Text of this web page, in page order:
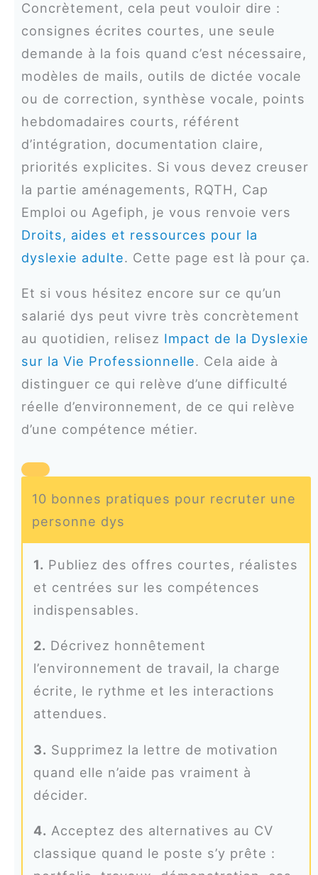
Concrètement, cela peut vouloir dire :
consignes écrites courtes, une seule
demande à la fois quand c’est nécessaire,
modèles de mails, outils de dictée vocale
ou de correction, synthèse vocale, points
hebdomadaires courts, référent
d’intégration, documentation claire,
priorités explicites. Si vous devez creuser
la partie aménagements, RQTH, Cap
Emploi ou Agefiph, je vous renvoie vers
Droits, aides et ressources pour la
dyslexie adulte. Cette page est là pour ça.
Et si vous hésitez encore sur ce qu’un
salarié dys peut vivre très concrètement
au quotidien, relisez Impact de la Dyslexie
sur la Vie Professionnelle. Cela aide à
distinguer ce qui relève d’une difficulté
réelle d’environnement, de ce qui relève
d’une compétence métier.
10 bonnes pratiques pour recruter une
personne dys
1. Publiez des offres courtes, réalistes
et centrées sur les compétences
indispensables.
2. Décrivez honnêtement
l’environnement de travail, la charge
écrite, le rythme et les interactions
attendues.
3. Supprimez la lettre de motivation
quand elle n’aide pas vraiment à
décider.
4. Acceptez des alternatives au CV
classique quand le poste s’y prête :